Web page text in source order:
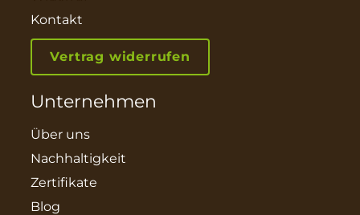
Kontakt
Vertrag widerrufen
Unternehmen
Über uns
Nachhaltigkeit
Zertifikate
Blog